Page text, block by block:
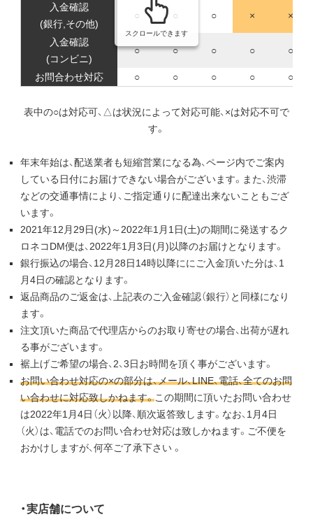
入金確認
(銀行,その他)
○ ○ ○ × ×
入金確認
(コンビニ)
○ ○ ○ ○ ○
お問合わせ対応 ○ ○ ○ ○ ○
スクロールできます
表中の○は対応可、△は状況によって対応可能、×は対応不可で
す。
年末年始は、配送業者も短縮営業になる為、ページ内でご案内
している日付にお届けできない場合がございます。また、渋滞
などの交通事情により、ご指定通りに配達出来ないこともござ
います。
2021年12月29日(水)～2022年1月1日(土)の期間に発送するク
ロネコDM便は、2022年1月3日(月)以降のお届けとなります。
銀行振込の場合、12月28日14時以降ににご入金頂いた分は、1
月4日の確認となります。
返品商品のご返金は、上記表のご入金確認（銀行）と同様になり
ます。
注文頂いた商品で代理店からのお取り寄せの場合、出荷が遅れ
る事がございます。
裾上げご希望の場合、2、3日お時間を頂く事がございます。
お問い合わせ対応の×の部分は、メール、LINE、電話、全てのお問
い合わせに対応致しかねます。この期間に頂いたお問い合わせ
は2022年1月4日（火）以降、順次返答致します。なお、1月4日
（火）は、電話でのお問い合わせ対応は致しかねます。ご不便を
おかけしますが、何卒ご了承下さい 。
・実店舗について